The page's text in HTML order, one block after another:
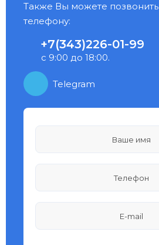
Также Вы можете
телефону:
+7(343)226-01-99
с 9:00 до 18:00.
Telegram